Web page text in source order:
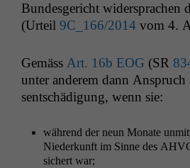
Bun­des­gericht wider­sprachen
(Urteil 9C_166/2014 vom 4.
Gemäss Art. 16b EOG (SR
unter anderem dann
sentschädi­gung, wenn sie:
während der neun Monate
Niederkun­ft im Sinne des
sichert war;